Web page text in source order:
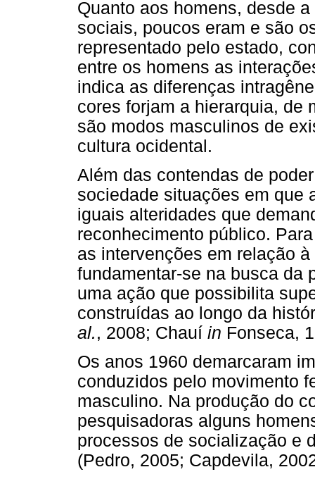
Quanto aos homens, desde a
sociais, poucos eram e são
representado pelo estado,
entre os homens as
indica as diferenças
cores forjam a hierarquia, de
são modos masculinos de
cultura ocidental.
Além das contendas de
sociedade situações em que
iguais alteridades que
reconhecimento público.
as intervenções em relação
fundamentar-se na busca da
uma ação que possibilita
construídas ao longo da
al., 2008; Chauí in Fonseca,
Os anos 1960 demarcaram
conduzidos pelo movimento
masculino. Na produção do
pesquisadoras alguns
processos de socialização e
(Pedro, 2005; Capdevila,